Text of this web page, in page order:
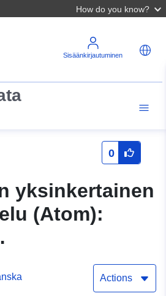
How do you know?
Sisäänkirjautuminen
0
yksinkertainen
(Atom):
alueActions